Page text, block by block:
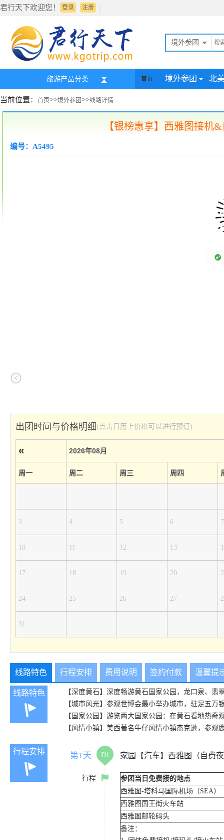
君行天下欢迎您！ 登录 |
注册
境外参团
旅游产品分类 首页 境外参团 北
当前位置： 首页>>境外参团>>线路详情
【银榜惠享】西雅图接机
编号：A5495
出团时间与价格明细(点击日历上价格可以进行预订)
« 2026年08月
周一 周二 周三 周四
3 4 5 6 7
10 11 12 13
17 18 19 20
24 25 26 27
31
线路特色 行程安排 费用说明 签约付款 温馨提
线路特色
【深度黄石】深度畅游黄石国家公园，龙口泉、
【城市风光】参观世博会最小举办城市，驻足五万
【国家公园】游览两大国家公园：在黄石看地热
【风情小镇】美西著名牛仔风情小镇杰克逊，参观
行程安排 第1天 D1 家园【汽车】西雅图（自费
行程
参团当日免费接的地点
西雅图-塔科马国际机场（SEA）
西雅图国王街火车站
西雅图邮轮码头
备注：